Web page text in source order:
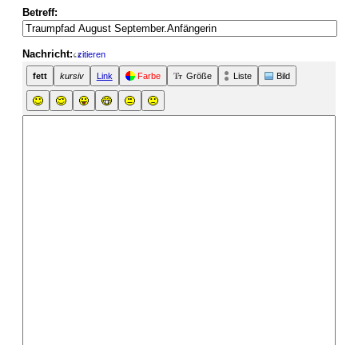
Betreff:
Nachricht: zitieren
fett kursiv Link Farbe Größe Liste Bild